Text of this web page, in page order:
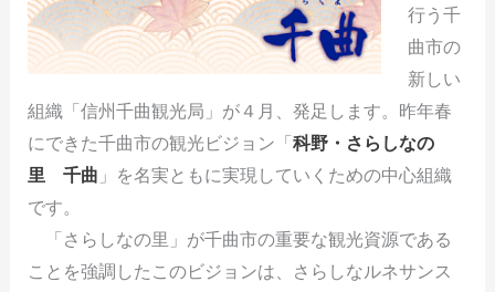
行う千
曲市の
新しい
組織「信州千曲観光局」が４月、発足します。昨年春
にできた千曲市の観光ビジョン「科野・さらしなの
里 千曲 」を名実ともに実現していくための中心組織
です。
「さらしなの里」が千曲市の重要な観光資源である
ことを強調したこのビジョンは、さらしなルネサンス